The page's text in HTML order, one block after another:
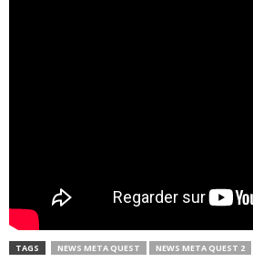
TAGS NEWS META QUEST NEWS META QUEST 2